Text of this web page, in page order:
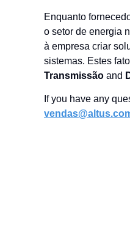
Enquanto
o setor de energia
à empresa criar
sistemas. Estes
Transmissão and
If you have any